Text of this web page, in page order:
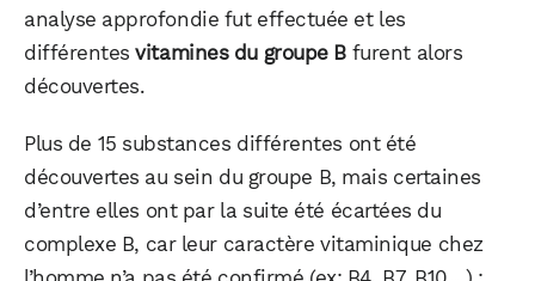
analyse approfondie fut effectuée et les
différentesvitamines du groupe Bfurent alors
découvertes.
Plus de 15 substances différentes ont été
découvertes au sein du groupe B, mais certaines
d’entre elles ont par la suite été écartées du
complexe B, car leur caractère vitaminique chez